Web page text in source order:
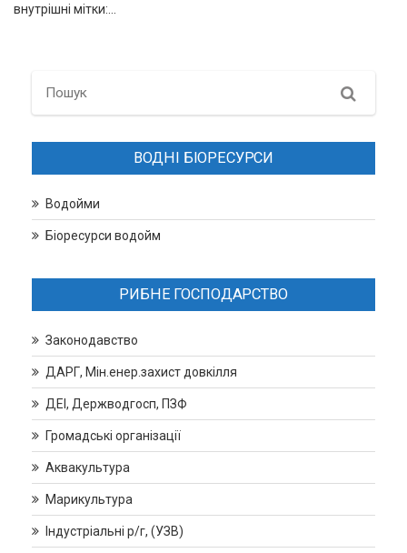
внутрішні мітки:…
Search
ВОДНІ БІОРЕСУРСИ
Водойми
Біоресурси водойм
РИБНЕ ГОСПОДАРСТВО
Законодавство
ДАРГ, Мін.енер.захист довкілля
ДЕІ, Держводгосп, ПЗФ
Громадські організації
Аквакультура
Марикультура
Індустріальні р/г, (УЗВ)